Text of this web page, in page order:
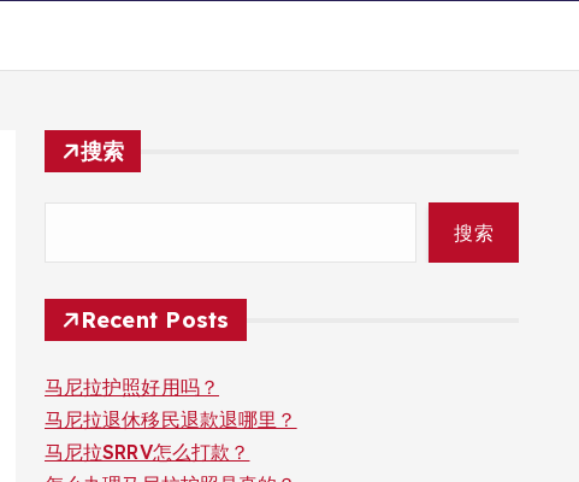
搜索
搜索
Recent Posts
马尼拉护照好用吗？
马尼拉退休移民退款退哪里？
马尼拉SRRV怎么打款？